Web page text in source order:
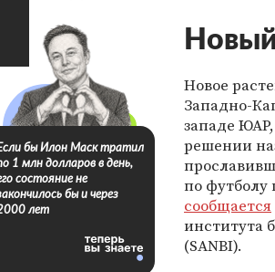
Новое
Западно-
западе
решении
по футболу
сообщается
института
(SANBI).
бы Илон Маск тратил
1 млн долларов в день,
состояние не
бы и через
лет